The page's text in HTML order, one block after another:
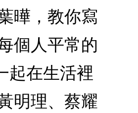
曄，教你寫
個人平常的
起在生活裡
明理、蔡耀